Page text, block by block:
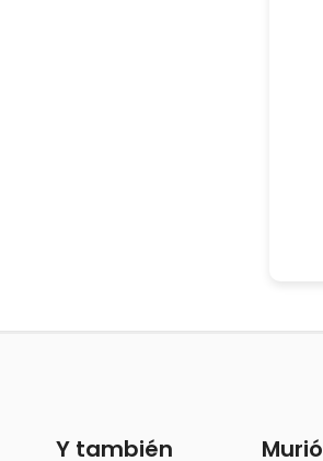
Y también Murió